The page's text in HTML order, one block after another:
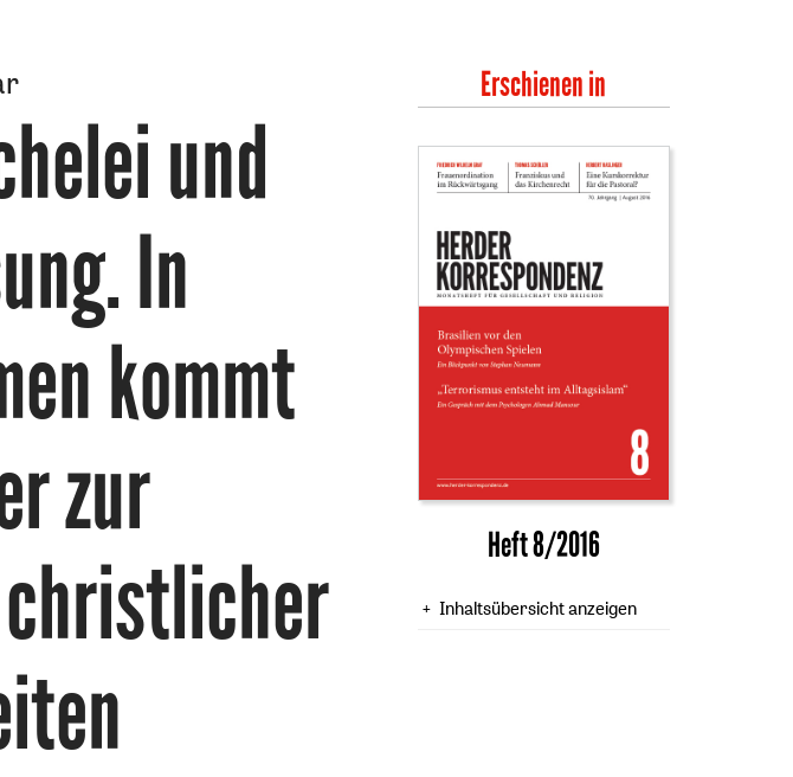
und
In
kommt
zur
Erschienen in
Heft 8/2016
Inhaltsübersicht anzeigen